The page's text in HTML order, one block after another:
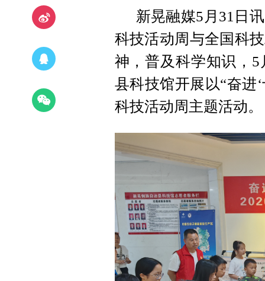
新晃融媒5月31日
科技活动周与全国科
神，普及科学知识，
县科技馆开展以“奋进
科技活动周主题活动。